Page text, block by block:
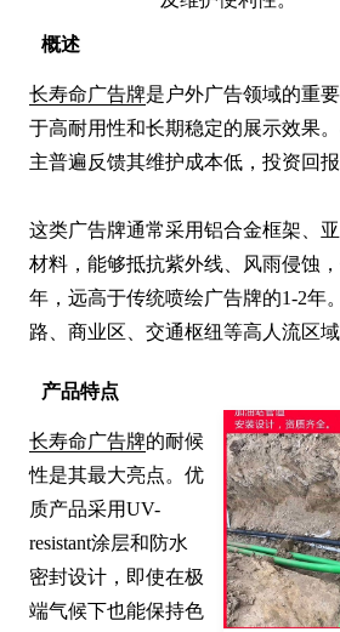
概述
长寿命广告牌是户外广告领域的重
于高耐用性和长期稳定的展示效果
主普遍反馈其维护成本低，投资回报
这类广告牌通常采用铝合金框架、
材料，能够抵抗紫外线、风雨侵蚀
年，远高于传统喷绘广告牌的1-2年
路、商业区、交通枢纽等高人流区域
产品特点
长寿命广告牌的耐候
性是其最大亮点。优
质产品采用UV-
resistant涂层和防水
密封设计，即使在极
端气候下也能保持色